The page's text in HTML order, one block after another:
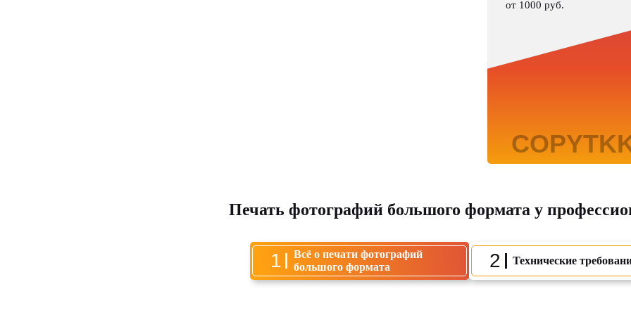
от 1000 руб.
Печать фотографий большого формата у
1
Всё о печати фотографий
большого формата
2 Технические